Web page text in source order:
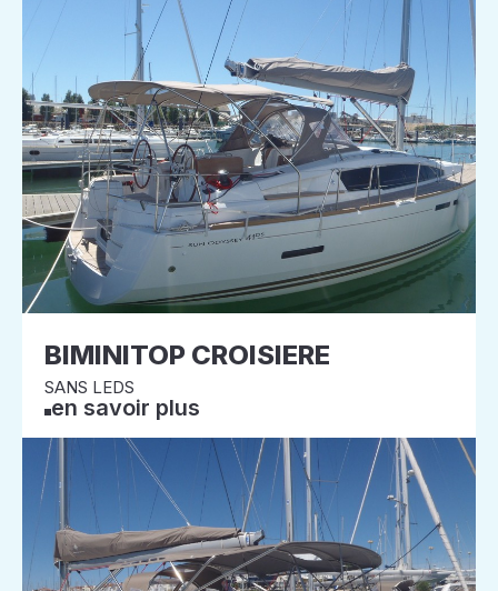
BIMINITOP CROISIERE
SANS LEDS
en savoir plus